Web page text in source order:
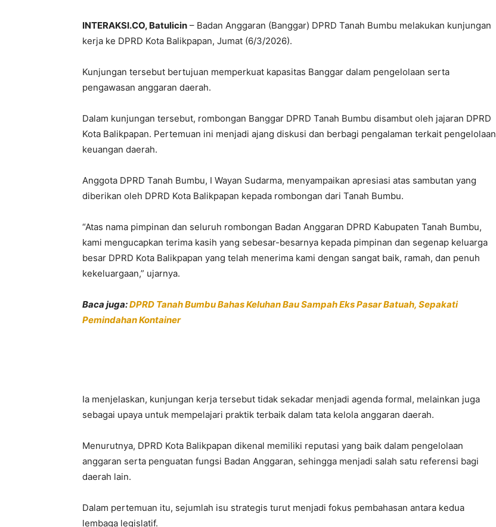
INTERAKSI.CO, Batulicin – Badan Anggaran (Banggar) DPRD Tanah Bumbu melakukan kunjungan
kerja ke DPRD Kota Balikpapan, Jumat (6/3/2026).
Kunjungan tersebut bertujuan memperkuat kapasitas Banggar dalam pengelolaan serta
pengawasan anggaran daerah.
Dalam kunjungan tersebut, rombongan Banggar DPRD Tanah Bumbu disambut oleh jajaran DPRD
Kota Balikpapan. Pertemuan ini menjadi ajang diskusi dan berbagi pengalaman terkait pengelolaan
keuangan daerah.
Anggota DPRD Tanah Bumbu, I Wayan Sudarma, menyampaikan apresiasi atas sambutan yang
diberikan oleh DPRD Kota Balikpapan kepada rombongan dari Tanah Bumbu.
“Atas nama pimpinan dan seluruh rombongan Badan Anggaran DPRD Kabupaten Tanah Bumbu,
kami mengucapkan terima kasih yang sebesar-besarnya kepada pimpinan dan segenap keluarga
besar DPRD Kota Balikpapan yang telah menerima kami dengan sangat baik, ramah, dan penuh
kekeluargaan,” ujarnya.
Baca juga:DPRD Tanah Bumbu Bahas Keluhan Bau Sampah Eks Pasar Batuah, Sepakati
Pemindahan Kontainer
Ia menjelaskan, kunjungan kerja tersebut tidak sekadar menjadi agenda formal, melainkan juga
sebagai upaya untuk mempelajari praktik terbaik dalam tata kelola anggaran daerah.
Menurutnya, DPRD Kota Balikpapan dikenal memiliki reputasi yang baik dalam pengelolaan
anggaran serta penguatan fungsi Badan Anggaran, sehingga menjadi salah satu referensi bagi
daerah lain.
Dalam pertemuan itu, sejumlah isu strategis turut menjadi fokus pembahasan antara kedua
lembaga legislatif.